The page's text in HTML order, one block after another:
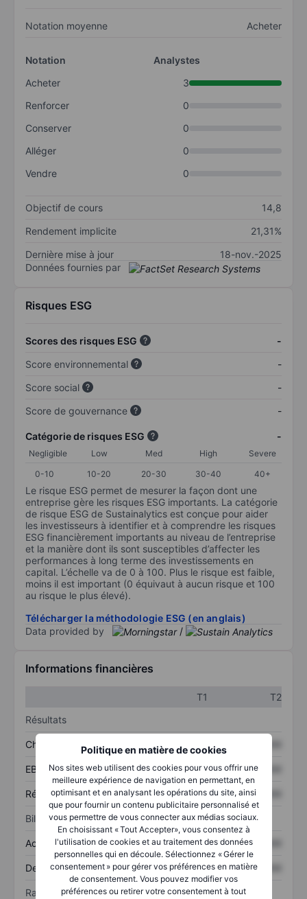
Politique en matière de cookies
Nos sites web utilisent des cookies pour vous offrir une
meilleure expérience de navigation en permettant, en
optimisant et en analysant les opérations du site, ainsi
que pour fournir un contenu publicitaire personnalisé et
vous permettre de vous connecter aux médias sociaux.
En choisissant « Tout Accepter», vous consentez à
l'utilisation de cookies et au traitement des données
personnelles qui en découle. Sélectionnez « Gérer le
consentement » pour gérer vos préférences en matière
de consentement. Vous pouvez modifier vos
préférences ou retirer votre consentement à tout
Notation moyenne Acheter
Notation
Analystes
Acheter
3
Renforcer
0
Conserver
0
Alléger
0
Vendre
0
Objectif de cours
14,8
Rendement implicite
21,31%
Dernière mise à jour
18-nov.-2025
Données fournies par
Risques ESG
Scores des risques ESG
-
Score environnemental
-
Score social
-
Score de gouvernance
-
Catégorie de risques ESG -
Negligible Low Med High
Severe
0-10
10-20 20-30 30-40 40+
Le risque ESG permet de mesurer la façon dont une
entreprise gère les risques ESG importants. La catégorie
de risque ESG de Sustainalytics est conçue pour aider
les investisseurs à identifier et à comprendre les risques
ESG financièrement importants au niveau de l’entreprise
et la manière dont ils sont susceptibles d’affecter les
performances à long terme des investissements en
capital. L’échelle va de 0 à 100. Plus le risque est faible,
moins il est important (0 équivaut à aucun risque et 100
au risque le plus élevé).
Télécharger la méthodologie ESG (en anglais)
Data provided by
/
Informations financières
T1
T2
Résultats
Chiffre d’affaires XXXXXXX
EBITDA XXXXXXX XXXXXXX
Résultat net XXXXXXX XXXXXXX
Bilan
Actif total XXXXXXX XXXXXXX
Dette totale XXXXXXX XXXXXXX
Ratios